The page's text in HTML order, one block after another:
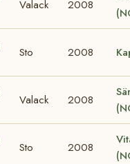
Valack 2008
Sto 2008
Valack 2008
Sto 2008